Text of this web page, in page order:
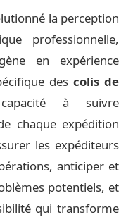
la perception
professionnelle,
en expérience
des colis de
à suivre
chaque expédition
les expéditeurs
anticiper et
potentiels, et
qui transforme